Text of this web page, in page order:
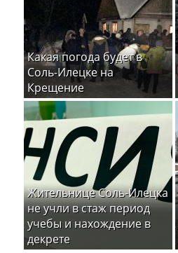
Какая погода будет в
Соль-Илецке на
Крещение
Жительнице Соль-Илецка
не учли в стаж период
учебы и нахождение в
декрете